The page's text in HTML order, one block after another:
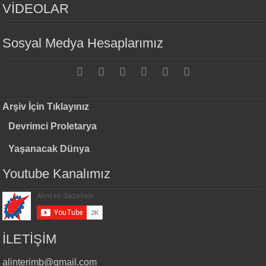
VİDEOLAR
Sosyal Medya Hesaplarımız
Arşiv İçin Tıklayınız
Devrimci Proletarya
Yaşanacak Dünya
Youtube Kanalımız
İLETİŞİM
alinterimb@gmail.com